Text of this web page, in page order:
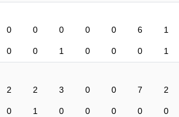
0 0 0 0 0 6 1
0 0 1 0 0 0 1
2 2 3 0 0 7 2
0 1 0 0 0 0 0